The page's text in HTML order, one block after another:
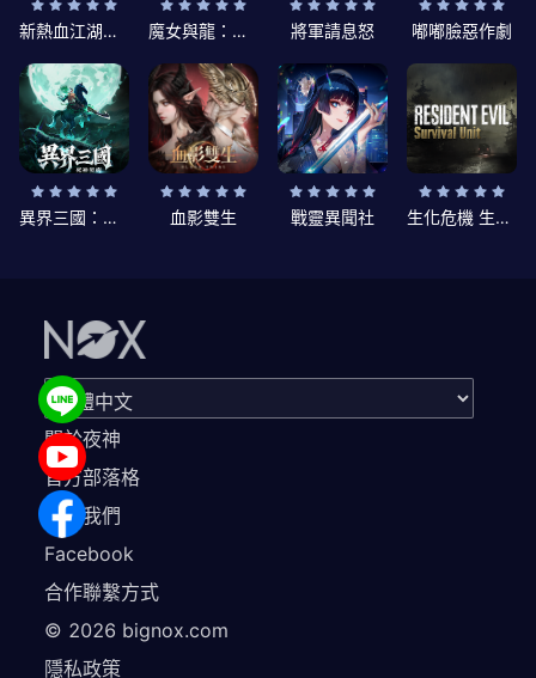
新熱血江湖：世界 魔女與龍：光暗篇章 將軍請息怒 嘟嘟臉惡作劇
異界三國：死神契約 血影雙生 戰靈異聞社 生化危機 生存兵種
關於夜神
官方部落格
聯繫我們
Facebook
合作聯繫方式
© 2026 bignox.com
隱私政策